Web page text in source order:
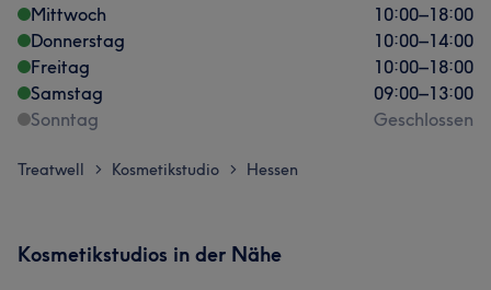
Mittwoch
10:00–18:00
Donnerstag
10:00–14:00
Freitag
10:00–18:00
Samstag
09:00–13:00
Sonntag
Geschlossen
Treatwell > Kosmetikstudio > Hessen
Kosmetikstudios in der Nähe